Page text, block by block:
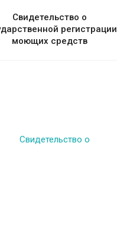
Свидетельство о
регистрации
моющих средств